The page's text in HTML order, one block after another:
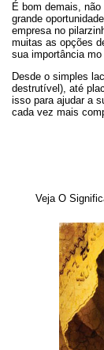
É bom demais,
grande
empresa no
muitas as opções
sua importância
Desde o simples
destrutível), até
isso para ajudar a
cada vez mais
Veja O